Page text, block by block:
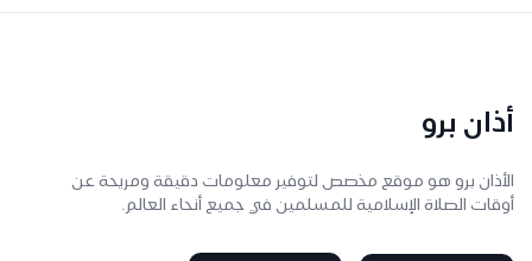
أذان برو
الأذان برو هو موقع مخصص لتوفير معلومات دقيقة ومريحة عن
أوقات الصلاة الإسلامية للمسلمين في جميع أنحاء العالم.